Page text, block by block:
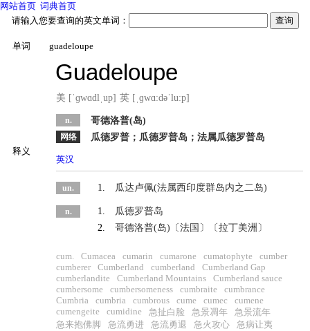
网站首页 词典首页
请输入您要查询的英文单词：
单词 guadeloupe
释义
Guadeloupe
美 [ˈɡwɑdlˌup] 英 [ˌɡwɑ:dəˈlu:p]
n. 哥德洛普(岛)
网络 瓜德罗普；瓜德罗普岛；法属瓜德罗普岛
英汉
un. 1. 瓜达卢佩(法属西印度群岛内之二岛)
n. 1.
瓜德罗普岛
2.
哥德洛普(岛)〔法国〕〔拉丁美洲〕
cum. Cumacea cumarin cumarone cumatophyte
cumber
cumberer
Cumberland cumberland
Cumberland Gap
cumberlandite
Cumberland Mountains
Cumberland sauce
cumbersome
cumbersomeness cumbraite
cumbrance
Cumbria
cumbria cumbrous cume cumec
cumene
cumengeite
cumidine 急扯白脸 急景凋年
急景流年
急来抱佛脚
急流勇进 急流勇退 急火攻心
急病让夷